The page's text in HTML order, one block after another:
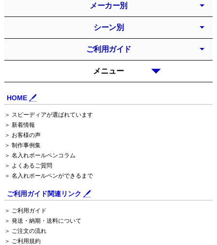
HOME
＞ スピーディアが選ばれています
＞ 新着情報
＞ お客様の声
＞ 制作事例集
＞ 名入れボールペンコラム
＞ よくあるご質問
＞ 名入れボールペンができるまで
ご利用ガイド関連リンク
＞ ご利用ガイド
＞ 発送・納期・送料について
＞ ご注文の流れ
＞ ご利用規約
メニュー
メーカー別
シーン別
ご利用ガイド